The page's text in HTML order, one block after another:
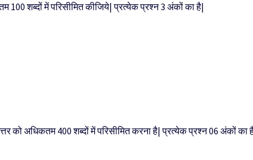
100 शब्दों में परिसीमित कीजिये| प्रत्येक प्रश्न 3 अंकों का है|
को अधिकतम 400 शब्दों में परिसीमित करना है| प्रत्येक प्रश्न 06 अंकों का